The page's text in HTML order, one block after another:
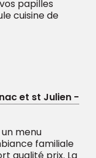
papilles
cuisine de
et st Julien -
menu
familiale